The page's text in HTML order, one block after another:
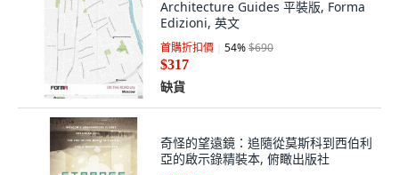
Architecture Guides 平裝版, Forma
Edizioni, 英文
首購折扣價 54%$690
$317
缺貨
奇怪的望遠鏡：追隨從莫斯科到西伯利
亞的啟示錄精裝本, 俯瞰出版社